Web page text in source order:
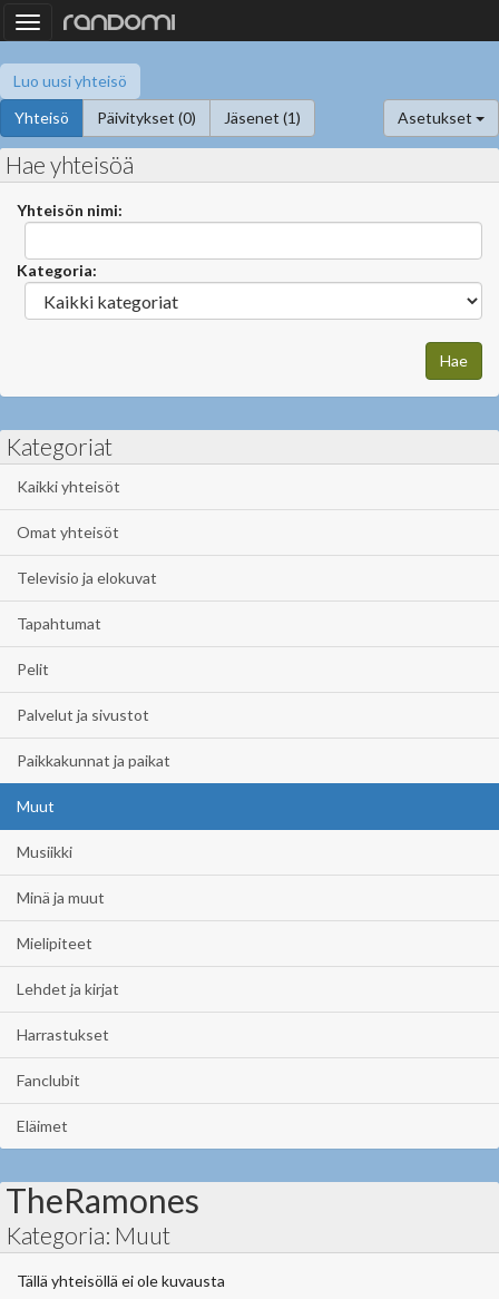
Toggle
navigation
Luo uusi yhteisö
Yhteisö
Päivitykset (0) Jäsenet (1) Asetukset
Hae yhteisöä
Yhteisön nimi:
Kategoria:
Kategoriat
Kaikki yhteisöt
Omat yhteisöt
Televisio ja elokuvat
Tapahtumat
Pelit
Palvelut ja sivustot
Paikkakunnat ja paikat
Muut
Musiikki
Minä ja muut
Mielipiteet
Lehdet ja kirjat
Harrastukset
Fanclubit
Eläimet
TheRamones
Kategoria: Muut
Tällä yhteisöllä ei ole kuvausta